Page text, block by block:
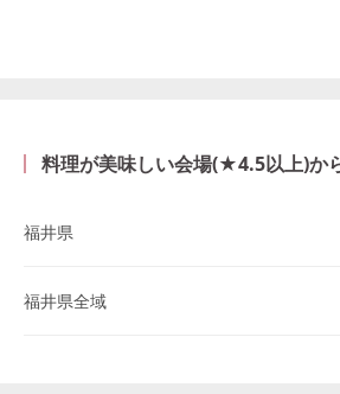
料理が美味しい会場(★4.5以上)か
福井県
福井県全域